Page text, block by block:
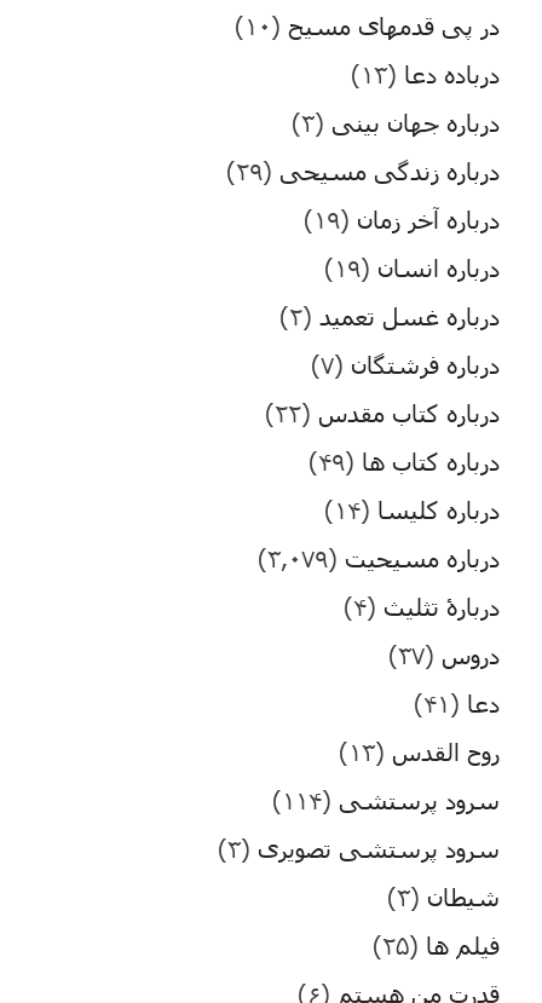
در پی قدمهای مسیح (۱۰)
درباده دعا (۱۳)
درباره جهان بینی (۳)
درباره زندگی مسیحی (۲۹)
درباره آخر زمان (۱۹)
درباره انسان (۱۹)
درباره غسل تعمید (۲)
درباره فرشتگان (۷)
درباره کتاب مقدس (۲۲)
درباره کتاب ها (۴۹)
درباره کلیسا (۱۴)
درباره مسیحیت (۳,۰۷۹)
دربارۀ تثلیث (۴)
دروس (۳۷)
دعا (۴۱)
روح القدس (۱۳)
سرود پرستشی (۱۱۴)
سرود پرستشی تصویری (۳)
شیطان (۳)
فیلم ها (۲۵)
قدرت من هستم (۶)